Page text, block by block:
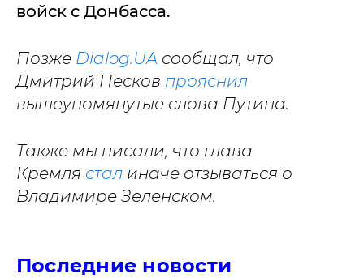
войск с Донбасса.
Позже Dialog.UA сообщал, что
Дмитрий Песков прояснил
вышеупомянутые слова Путина.
Также мы писали, что глава
Кремля стал иначе отзываться о
Владимире Зеленском.
Последние новости